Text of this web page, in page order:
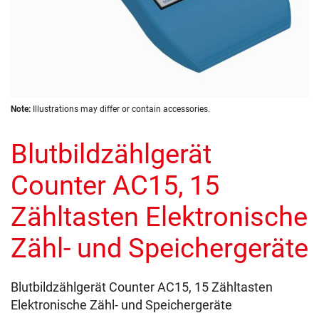
Skip
beginning
of
the
images
Note: Illustrations may differ or contain accessories.
Blutbildzählgerät
Counter AC15, 15
Zähltasten Elektronische
Zähl- und Speichergeräte
Blutbildzählgerät Counter AC15, 15 Zähltasten
Elektronische Zähl- und Speichergeräte